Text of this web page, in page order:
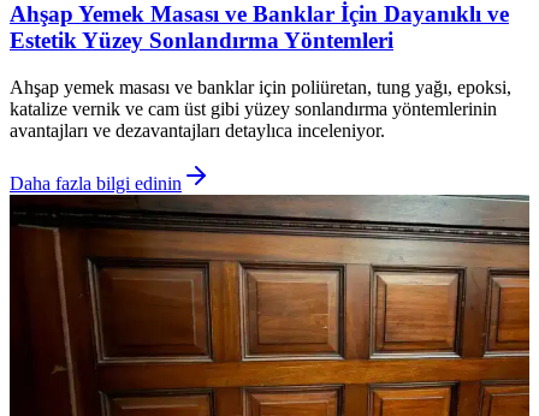
Ahşap Yemek Masası ve Banklar İçin Dayanıklı ve
Estetik Yüzey Sonlandırma Yöntemleri
Ahşap yemek masası ve banklar için poliüretan, tung yağı, epoksi,
katalize vernik ve cam üst gibi yüzey sonlandırma yöntemlerinin
avantajları ve dezavantajları detaylıca inceleniyor.
Daha fazla bilgi edinin